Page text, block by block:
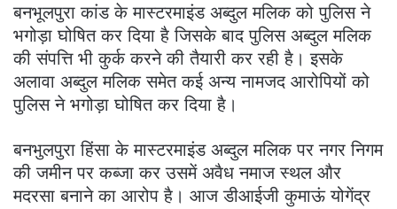
बनभूलपुरा कांड के मास्टरमाइंड अब्दुल मलिक को पुलिस ने
भगोड़ा घोषित कर दिया है जिसके बाद पुलिस अब्दुल मलिक
की संपत्ति भी कुर्क करने की तैयारी कर रही है। इसके
अलावा अब्दुल मलिक समेत कई अन्य नामजद आरोपियों को
पुलिस ने भगोड़ा घोषित कर दिया है।
बनभुलपुरा हिंसा के मास्टरमाइंड अब्दुल मलिक पर नगर निगम
की जमीन पर कब्जा कर उसमें अवैध नमाज स्थल और
मदरसा बनाने का आरोप है। आज डीआईजी कुमाऊं योगेंद्र